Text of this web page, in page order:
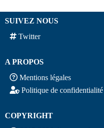
SUIVEZ NOUS
Twitter
A PROPOS
Mentions légales
Politique de confidentialité
COPYRIGHT